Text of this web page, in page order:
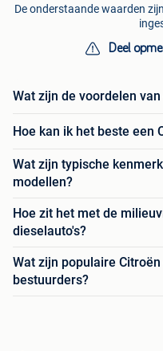
De onderstaande waarden
Deel
Wat zijn de voordelen
Hoe kan ik het beste een
Wat zijn typische
modellen?
Hoe zit het met de
dieselauto's?
Wat zijn populaire
bestuurders?